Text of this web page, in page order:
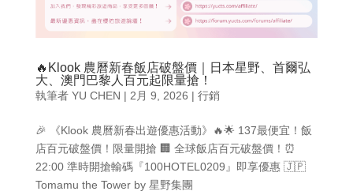
🔥Klook 農曆新春飯店破盤價｜日本星野、首爾弘
大、澳門巴黎人百元起限量搶！
執筆者 YU CHEN | 2月 9, 2026 | 行銷
🎉 《Klook 農曆新春出遊優惠活動》🔥🌟 137最便宜！飯
店百元破盤價！限量開搶 🏢 全球飯店百元破盤價！⏰
22:00 準時開搶輸碼『100HOTEL0209』即享優惠 🇯🇵
Tomamu the Tower by 星野集團